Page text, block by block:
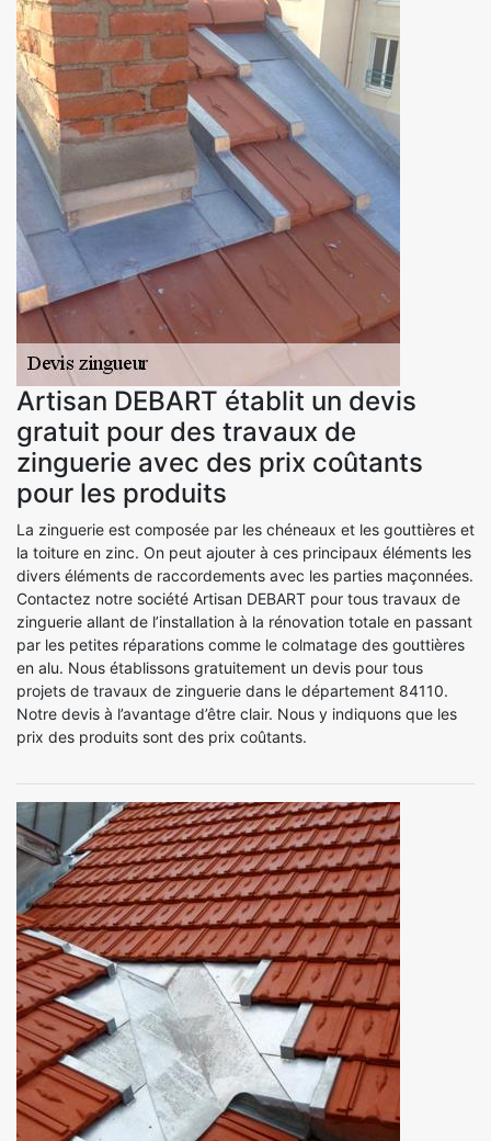
Artisan DEBART établit un devis
gratuit pour des travaux de
zinguerie avec des prix coûtants
pour les produits
La zinguerie est composée par les chéneaux et les gouttières et
la toiture en zinc. On peut ajouter à ces principaux éléments les
divers éléments de raccordements avec les parties maçonnées.
Contactez notre société Artisan DEBART pour tous travaux de
zinguerie allant de l’installation à la rénovation totale en passant
par les petites réparations comme le colmatage des gouttières
en alu. Nous établissons gratuitement un devis pour tous
projets de travaux de zinguerie dans le département 84110.
Notre devis à l’avantage d’être clair. Nous y indiquons que les
prix des produits sont des prix coûtants.